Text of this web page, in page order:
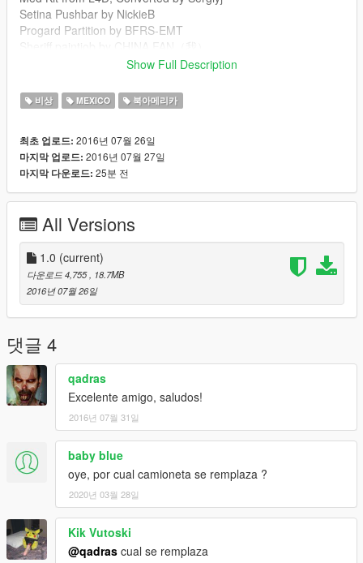
Setina Pushbar by NickieB
Progard Partition by BFRS-EMT
FS Vector lightbar by Lt.Caine/F5544
MartinCT
Show Full Description
비상 MEXICO 북아메리카
최초 업로드: 2016년 07월 26일
마지막 업로드: 2016년 07월 27일
마지막 다운로드: 25분 전
All Versions
1.0 (current)
다운로드 4,755
, 18.7MB
2016년 07월 26일
댓글 4
qadras
Excelente amigo, saludos!
2016년 07월 31일
baby blue
oye, por cual camioneta se remplaza ?
2020년 03월 28일
Kik Vutoski
@qadras cual se remplaza